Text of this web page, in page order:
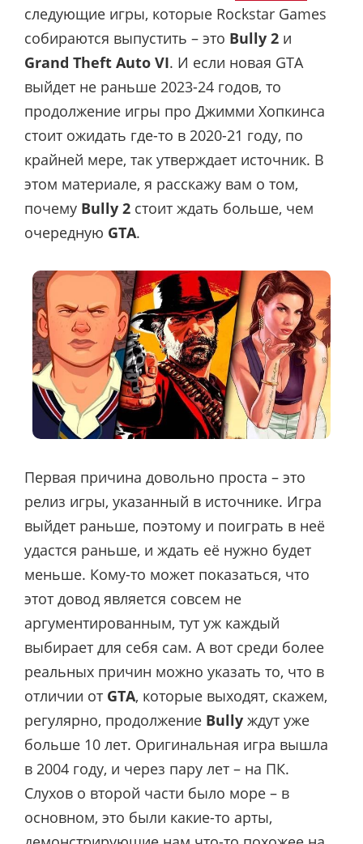
следующие игры, которые Rockstar Games
собираются выпустить – это Bully 2 и
Grand Theft Auto VI. И если новая GTA
выйдет не раньше 2023-24 годов, то
продолжение игры про Джимми Хопкинса
стоит ожидать где-то в 2020-21 году, по
крайней мере, так утверждает источник. В
этом материале, я расскажу вам о том,
почему Bully 2 стоит ждать больше, чем
очередную GTA.
Первая причина довольно проста – это
релиз игры, указанный в источнике. Игра
выйдет раньше, поэтому и поиграть в неё
удастся раньше, и ждать её нужно будет
меньше. Кому-то может показаться, что
этот довод является совсем не
аргументированным, тут уж каждый
выбирает для себя сам. А вот среди более
реальных причин можно указать то, что в
отличии от GTA, которые выходят, скажем,
регулярно, продолжение Bully ждут уже
больше 10 лет. Оригинальная игра вышла
в 2004 году, и через пару лет – на ПК.
Слухов о второй части было море – в
основном, это были какие-то арты,